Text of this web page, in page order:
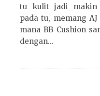
tu kulit jadi makin
pada tu, memang
mana BB Cushion
dengan...